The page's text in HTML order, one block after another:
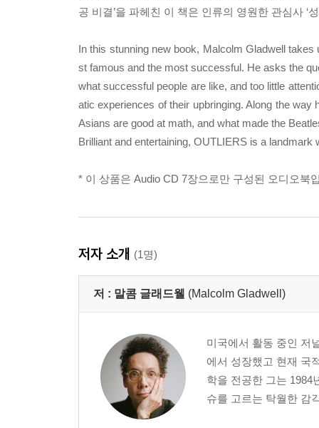
공 비결’을 파헤친 이 책은 인류의 영원한 관심사
In this stunning new book, Malcolm Gladwell
st famous and the most successful. He asks the
what successful people are like, and too little
atic experiences of their upbringing. Along the
Asians are good at math, and what made the
Brilliant and entertaining, OUTLIERS is a
* 이 상품은 Audio CD 7장으로만 구성된 오디오북
저자 소개 (1명)
저 : 말콤 글래드웰 (Malcolm Gladwell)
미국에서 활동 중인 저
에서 성장했고 현재 국
학을 전공한 그는 1984
슈를 고르는 탁월한 감